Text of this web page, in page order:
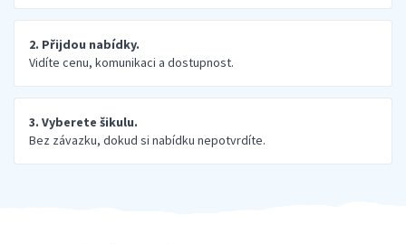
2. Přijdou nabídky.
Vidíte cenu, komunikaci a dostupnost.
3. Vyberete šikulu.
Bez závazku, dokud si nabídku nepotvrdíte.